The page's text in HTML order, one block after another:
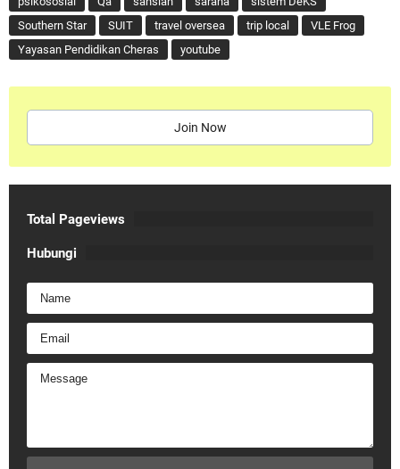
Southern Star
SUIT travel oversea trip local
VLE Frog
Yayasan Pendidikan Cheras
youtube
Join Now
Total Pageviews
Hubungi